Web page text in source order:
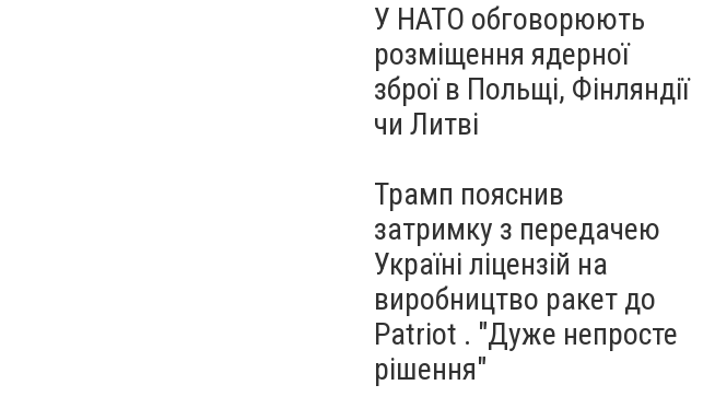
У НАТО обговорюють
розміщення ядерної
зброї в Польщі, Фінляндії
чи Литві
Трамп пояснив
затримку з передачею
Україні ліцензій на
виробництво ракет до
Patriot . "Дуже непросте
рішення"